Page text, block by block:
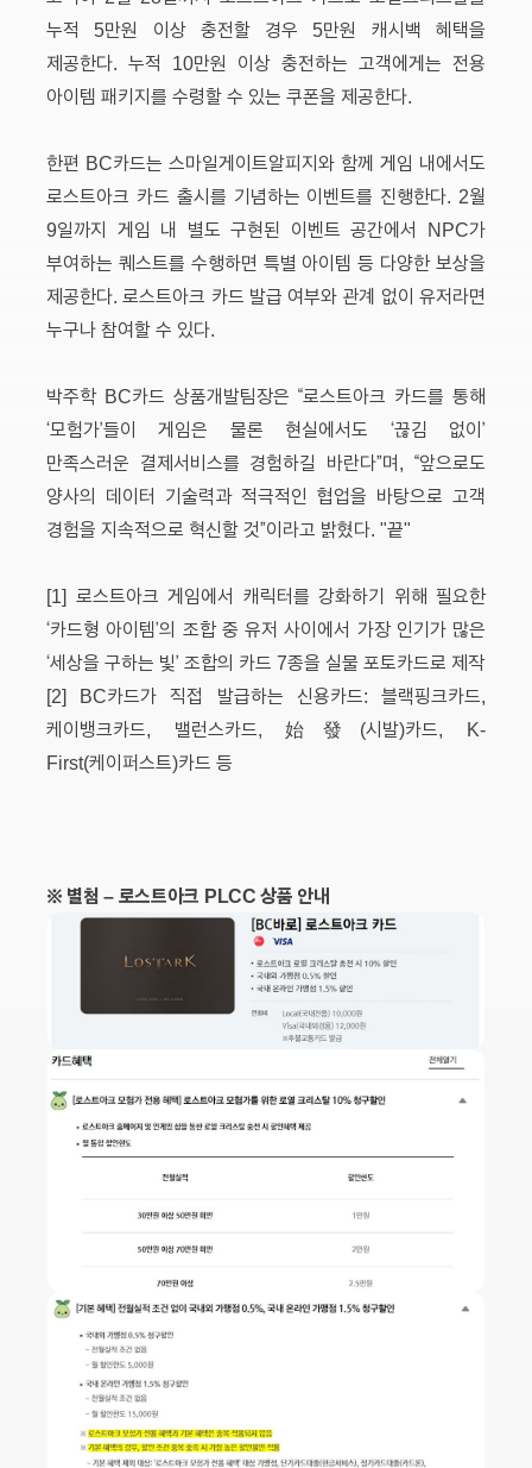
누적 5만원 이상 충전할 경우 5만원 캐시백 혜택을
제공한다. 누적 10만원 이상 충전하는 고객에게는 전용
아이템 패키지를 수령할 수 있는 쿠폰을 제공한다.
한편 BC카드는 스마일게이트알피지와 함께 게임 내에서도
로스트아크 카드 출시를 기념하는 이벤트를 진행한다. 2월
9일까지 게임 내 별도 구현된 이벤트 공간에서 NPC가
부여하는 퀘스트를 수행하면 특별 아이템 등 다양한 보상을
제공한다. 로스트아크 카드 발급 여부와 관계 없이 유저라면
누구나 참여할 수 있다.
박주학 BC카드 상품개발팀장은 “로스트아크 카드를 통해
‘모험가’들이 게임은 물론 현실에서도 ‘끊김 없이’
만족스러운 결제서비스를 경험하길 바란다”며, “앞으로도
양사의 데이터 기술력과 적극적인 협업을 바탕으로 고객
경험을 지속적으로 혁신할 것”이라고 밝혔다. "끝"
[1] 로스트아크 게임에서 캐릭터를 강화하기 위해 필요한
‘카드형 아이템’의 조합 중 유저 사이에서 가장 인기가 많은
‘세상을 구하는 빛’ 조합의 카드 7종을 실물 포토카드로 제작
[2] BC카드가 직접 발급하는 신용카드: 블랙핑크카드,
케이뱅크카드, 밸런스카드, 始發(시발)카드, K-
First(케이퍼스트)카드 등
※ 별첨 – 로스트아크 PLCC 상품 안내